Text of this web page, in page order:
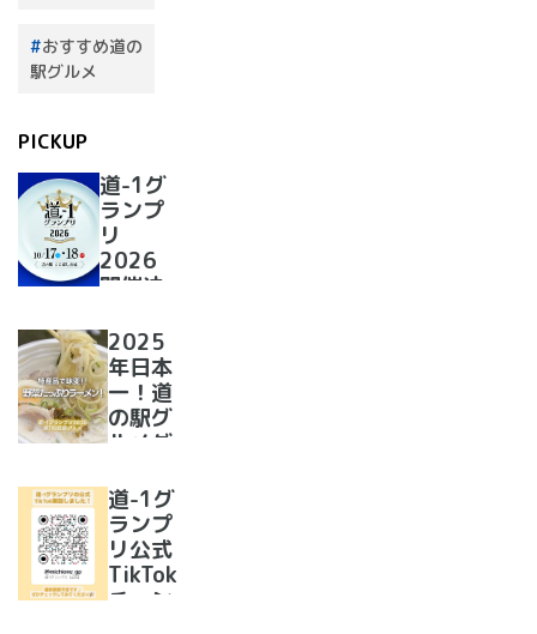
おすすめ道の
駅グルメ
PICKUP
道-1グ
ランプ
リ
2026
開催決
2025
年日本
一！道
の駅グ
ルメグ
リ優勝
のラー
メンが
美味し
すぎた
道-1グ
ランプ
リ公式
TikTok
チャン